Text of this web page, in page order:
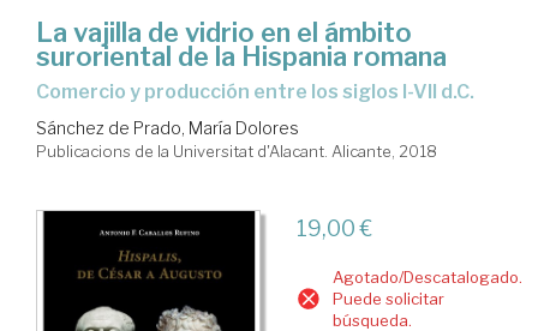
La vajilla de vidrio en el ámbito
suroriental de la Hispania romana
comercio y producción entre los siglos I-VII d.C.
Sánchez de Prado, María Dolores
Publicacions de la Universitat d'Alacant. Alicante, 2018
19,00 €
Agotado/Descatalogado.
Puede solicitar
búsqueda.